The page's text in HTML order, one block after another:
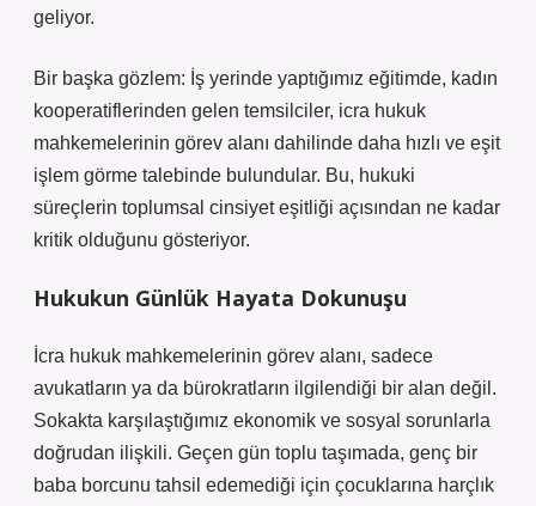
geliyor.
Bir başka gözlem: İş yerinde yaptığımız eğitimde, kadın
kooperatiflerinden gelen temsilciler, icra hukuk
mahkemelerinin görev alanı dahilinde daha hızlı ve eşit
işlem görme talebinde bulundular. Bu, hukuki
süreçlerin toplumsal cinsiyet eşitliği açısından ne kadar
kritik olduğunu gösteriyor.
Hukukun Günlük Hayata Dokunuşu
İcra hukuk mahkemelerinin görev alanı, sadece
avukatların ya da bürokratların ilgilendiği bir alan değil.
Sokakta karşılaştığımız ekonomik ve sosyal sorunlarla
doğrudan ilişkili. Geçen gün toplu taşımada, genç bir
baba borcunu tahsil edemediği için çocuklarına harçlık